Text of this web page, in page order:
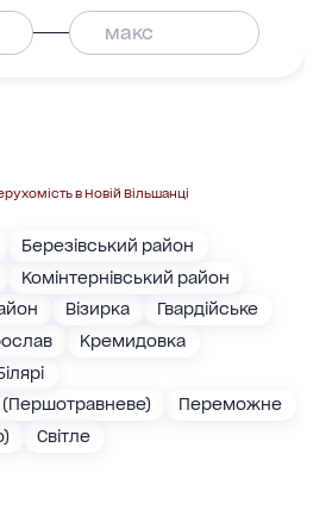
в Новій Вільшанці
Березівський район
Комінтернівський район
Візирка
Гвардійське
Кремидовка
Переможне
Світле